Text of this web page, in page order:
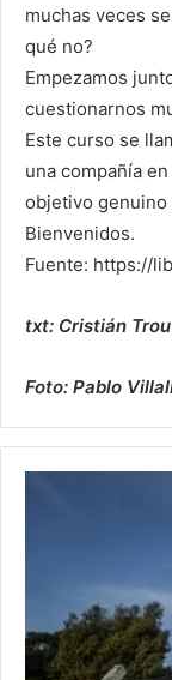
muchas veces
qué no?
Empezamos
cuestionarnos
Este curso se
una compañía
objetivo
Bienvenidos.
Fuente: https://
txt: Cristián
Foto: Pablo